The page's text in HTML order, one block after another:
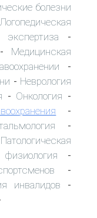
болезни
Логопедическая
экспертиза -
Медицинская
-
- Неврология
- Онкология -
-
-
Патологическая
физиология -
-
инвалидов -